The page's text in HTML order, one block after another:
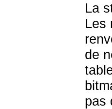
La
Les
de
pas